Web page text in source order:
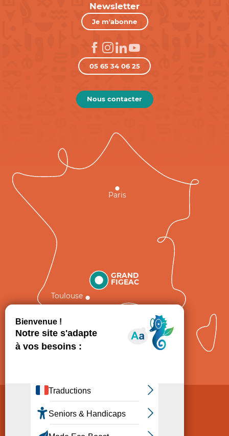
Newsletter
Je m'abonne
05 65 34 06 25
Nous contacter
GRAND
FIGEAC
Toulouse
Paris
Politique de Protection des données
Consentement